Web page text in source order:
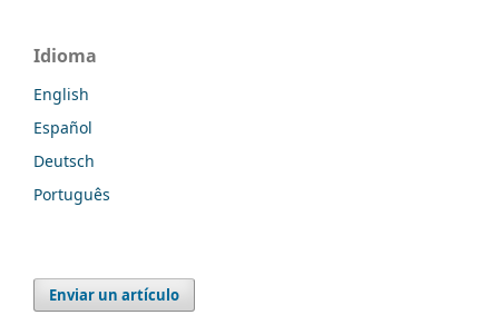
Idioma
English
Español
Deutsch
Português
Enviar un artículo